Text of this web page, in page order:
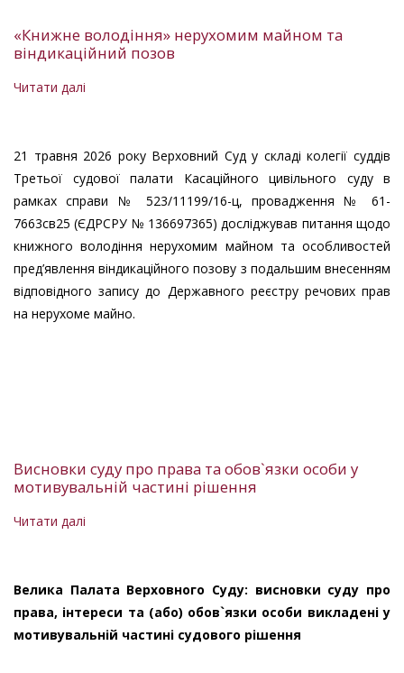
«Книжне володіння» нерухомим майном та
віндикаційний позов
Читати далі
нерухомим
майном
та
віндикаційний
позов
21 травня 2026 року Верховний Суд у складі колегії суддів
Третьої судової палати Касаційного цивільного суду в
рамках справи № 523/11199/16-ц, провадження № 61-
7663св25 (ЄДРСРУ № 136697365) досліджував питання щодо
книжного володіння нерухомим майном та особливостей
пред’явлення віндикаційного позову з подальшим внесенням
відповідного запису до Державного реєстру речових прав
на нерухоме майно.
Висновки суду про права та обов`язки особи у
мотивувальній частині рішення
Читати далі
про
права
та
Велика Палата Верховного Суду: висновки суду про
права, інтереси та (або) обов`язки особи викладені у
мотивувальній частині судового рішення